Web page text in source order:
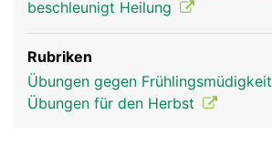
beschleunigt Heilung
Rubriken
Übungen gegen Frühlingsmüdigkeit
Übungen für den Herbst